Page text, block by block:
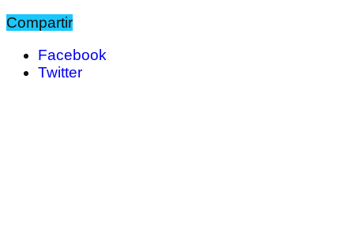
Compartir
Facebook
Twitter